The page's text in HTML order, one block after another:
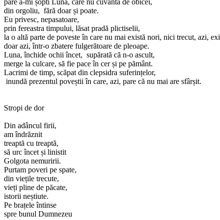
din orgoliu, fără doar și poate.
Eu privesc, nepasatoare,
prin fereastra timpului, lăsat pradă plictiselii,
la o altă parte de poveste în care nu mai există nori, nici trecut, azi,
doar azi, într-o zbatere fulgerătoare de pleoape.
Luna, închide ochii încet, supărată că n-o ascult,
merge la culcare, să fie pace în cer și pe pământ.
Lacrimi de timp, scăpat din clepsidra suferințelor,
inundă prezentul poveștii în care, azi, pare că nu mai are sfârșit.
Stropi de dor
Din adâncul firii,
am îndrăznit
treaptă cu treaptă,
să urc încet și linistit
Golgota nemuririi.
Purtam poveri pe spate,
din viețile trecute,
vieți pline de păcate,
istorii neștiute.
Pe brațele întinse
spre bunul Dumnezeu